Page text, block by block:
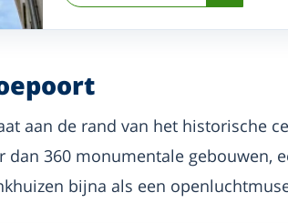
aan de rand van het historische
360 monumentale gebouwen,
bijna als een